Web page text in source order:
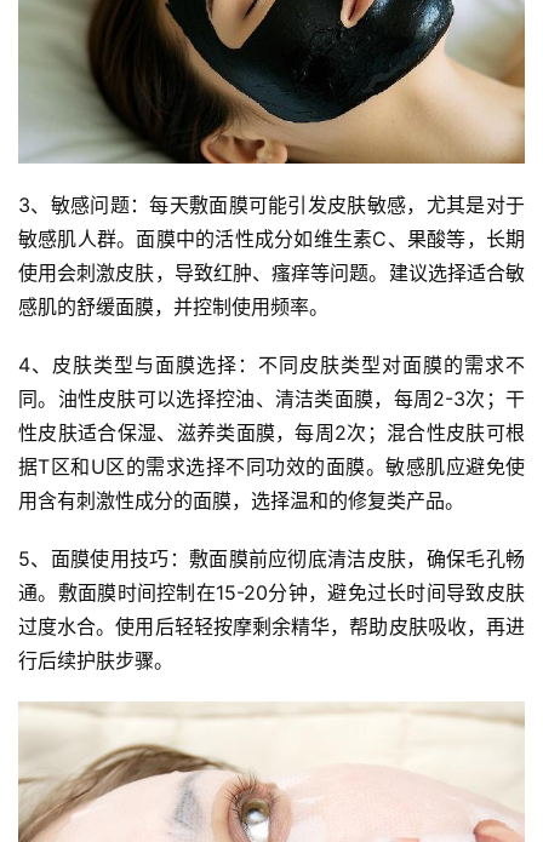
3、敏感问题：每天敷面膜可能引发皮肤敏感，尤其是对于
敏感肌人群。面膜中的活性成分如维生素C、果酸等，长期
使用会刺激皮肤，导致红肿、瘙痒等问题。建议选择适合敏
感肌的舒缓面膜，并控制使用频率。
4、皮肤类型与面膜选择：不同皮肤类型对面膜的需求不
同。油性皮肤可以选择控油、清洁类面膜，每周2-3次；干
性皮肤适合保湿、滋养类面膜，每周2次；混合性皮肤可根
据T区和U区的需求选择不同功效的面膜。敏感肌应避免使
用含有刺激性成分的面膜，选择温和的修复类产品。
5、面膜使用技巧：敷面膜前应彻底清洁皮肤，确保毛孔畅
通。敷面膜时间控制在15-20分钟，避免过长时间导致皮肤
过度水合。使用后轻轻按摩剩余精华，帮助皮肤吸收，再进
行后续护肤步骤。